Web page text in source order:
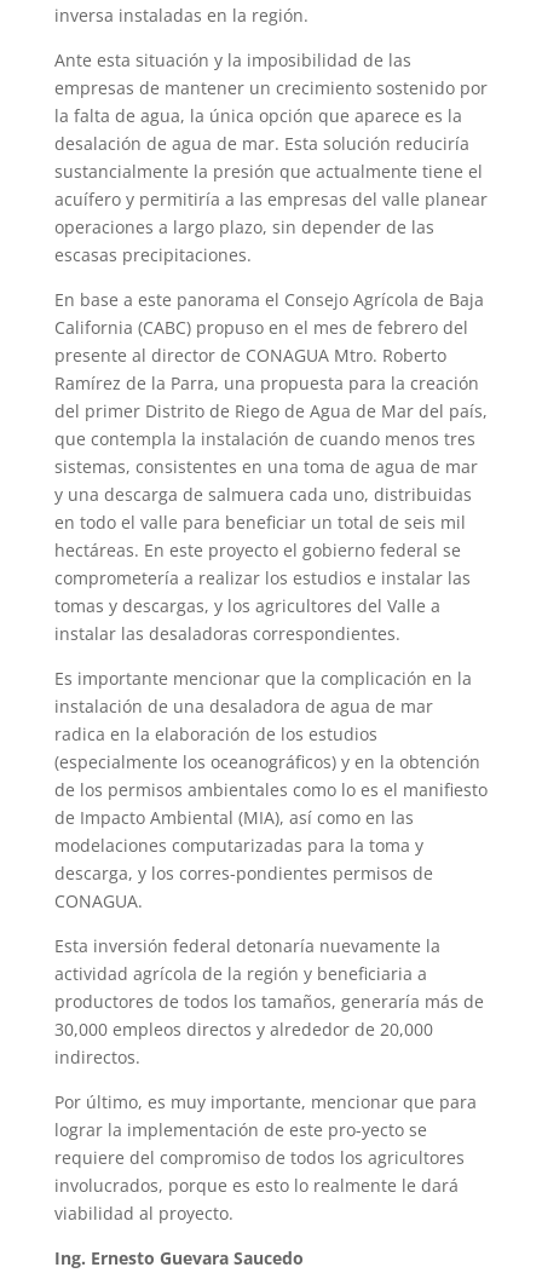
inversa instaladas en la región.
Ante esta situación y la imposibilidad de las
empresas de mantener un crecimiento sostenido por
la falta de agua, la única opción que aparece es la
desalación de agua de mar. Esta solución reduciría
sustancialmente la presión que actualmente tiene el
acuífero y permitiría a las empresas del valle planear
operaciones a largo plazo, sin depender de las
escasas precipitaciones.
En base a este panorama el Consejo Agrícola de Baja
California (CABC) propuso en el mes de febrero del
presente al director de CONAGUA Mtro. Roberto
Ramírez de la Parra, una propuesta para la creación
del primer Distrito de Riego de Agua de Mar del país,
que contempla la instalación de cuando menos tres
sistemas, consistentes en una toma de agua de mar
y una descarga de salmuera cada uno, distribuidas
en todo el valle para beneficiar un total de seis mil
hectáreas. En este proyecto el gobierno federal se
comprometería a realizar los estudios e instalar las
tomas y descargas, y los agricultores del Valle a
instalar las desaladoras correspondientes.
Es importante mencionar que la complicación en la
instalación de una desaladora de agua de mar
radica en la elaboración de los estudios
(especialmente los oceanográficos) y en la obtención
de los permisos ambientales como lo es el manifiesto
de Impacto Ambiental (MIA), así como en las
modelaciones computarizadas para la toma y
descarga, y los corres-pondientes permisos de
CONAGUA.
Esta inversión federal detonaría nuevamente la
actividad agrícola de la región y beneficiaria a
productores de todos los tamaños, generaría más de
30,000 empleos directos y alrededor de 20,000
indirectos.
Por último, es muy importante, mencionar que para
lograr la implementación de este pro-yecto se
requiere del compromiso de todos los agricultores
involucrados, porque es esto lo realmente le dará
viabilidad al proyecto.
Ing. Ernesto Guevara Saucedo